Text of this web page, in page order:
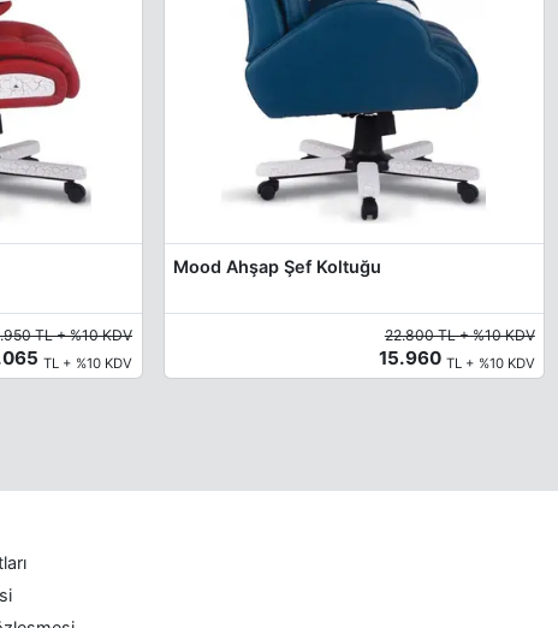
TL + %10 KDV
TL + %10 KDV
Mood Ahşap Şef Koltuğu
22.800 TL + %10 KDV
15.960 TL + %10 KDV